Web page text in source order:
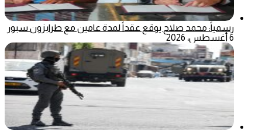
رسمياً: محمد صلاح يوقع عقداً لمدة عامين مع طرابزون سبور
6 أغسطس، 2026